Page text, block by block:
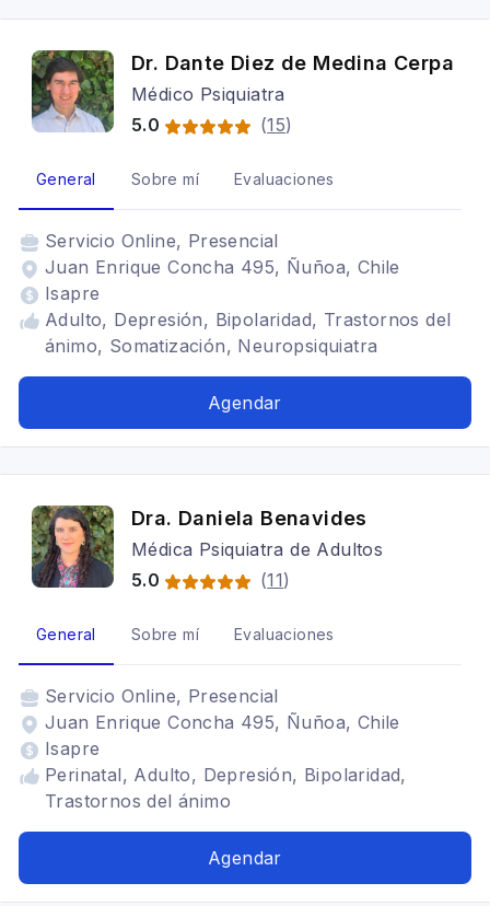
Dr. Dante Diez de Medina Cerpa
Médico Psiquiatra
5.0
(15)
General Sobre mí Evaluaciones
Servicio Online, Presencial
Juan Enrique Concha 495, Ñuñoa, Chile
Isapre
Adulto, Depresión, Bipolaridad, Trastornos del
ánimo, Somatización, Neuropsiquiatra
Agendar
Dra. Daniela Benavides
Médica Psiquiatra de Adultos
5.0
(11)
General Sobre mí Evaluaciones
Servicio Online, Presencial
Juan Enrique Concha 495, Ñuñoa, Chile
Isapre
Perinatal, Adulto, Depresión, Bipolaridad,
Trastornos del ánimo
Agendar